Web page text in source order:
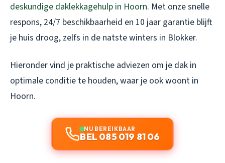
deskundige daklekkagehulp in Hoorn. Met onze snelle
respons, 24/7 beschikbaarheid en 10 jaar garantie blijft
je huis droog, zelfs in de natste winters in Blokker.
Hieronder vind je praktische adviezen om je dak in
optimale conditie te houden, waar je ook woont in
Hoorn.
NU BEREIKBAAR
BEL 085 019 81 06